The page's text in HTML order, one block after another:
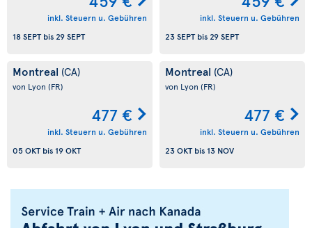
inkl. Steuern u. Gebühren
18 SEPTbis29 SEPT
inkl. Steuern u. Gebühren
23 SEPTbis29 SEPT
Montreal (CA)
von Lyon (FR)
477 €
inkl. Steuern u. Gebühren
05 OKTbis 19 OKT
Montreal (CA)
von Lyon (FR)
477 €
inkl. Steuern u. Gebühren
23 OKTbis 13 NOV